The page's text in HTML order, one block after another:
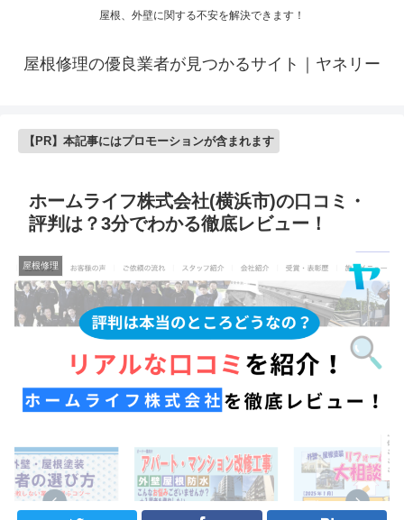
屋根、外壁に関する不安を解決できます！
屋根修理の優良業者が見つかるサイト｜ヤネリー
【PR】本記事にはプロモーションが含まれます
ホームライフ株式会社(横浜市)の口コミ・
評判は？3分でわかる徹底レビュー！
屋根修理